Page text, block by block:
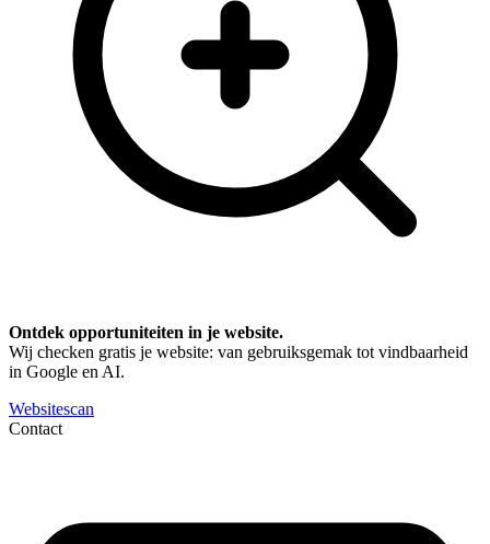
Ontdek opportuniteiten in je website.
Wij checken gratis je website: van gebruiksgemak tot vindbaarheid
in Google en AI.
Websitescan
Contact